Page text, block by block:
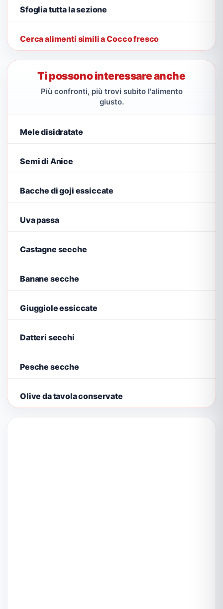
Sfoglia tutta la sezione
Cerca alimenti simili a Cocco fresco
Ti possono interessare anche
Più confronti, più trovi subito l'alimento
giusto.
Mele disidratate
Semi di Anice
Bacche di goji essiccate
Uva passa
Castagne secche
Banane secche
Giuggiole essiccate
Datteri secchi
Pesche secche
Olive da tavola conservate